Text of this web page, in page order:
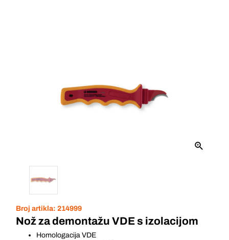
Broj artikla: 214999
Nož za demontažu VDE s izolacijom
Homologacija VDE